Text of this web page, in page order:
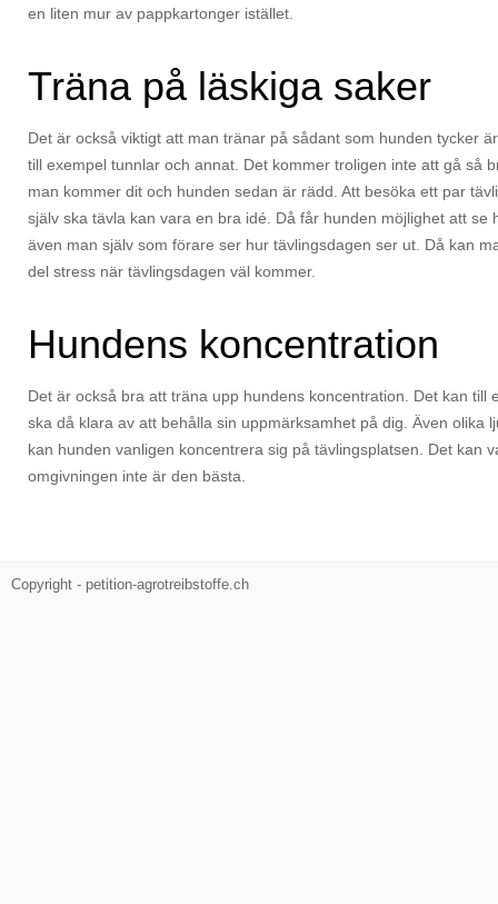
en liten mur av pappkartonger istället.
Träna på läskiga saker
Det är också viktigt att man tränar på sådant som hunden tycker
till exempel tunnlar och annat. Det kommer troligen inte att gå så
man kommer dit och hunden sedan är rädd. Att besöka ett par
själv ska tävla kan vara en bra idé. Då får hunden möjlighet att se
även man själv som förare ser hur tävlingsdagen ser ut. Då kan
del stress när tävlingsdagen väl kommer.
Hundens koncentration
Det är också bra att träna upp hundens koncentration. Det kan
ska då klara av att behålla sin uppmärksamhet på dig. Även
kan hunden vanligen koncentrera sig på tävlingsplatsen. Det kan
omgivningen inte är den bästa.